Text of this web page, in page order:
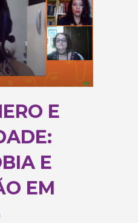
E
E
EM